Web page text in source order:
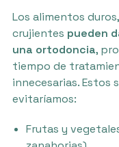
Los alimentos
crujientes pueden
una ortodoncia,
tiempo de
innecesarias. Estos
evitaríamos:
Frutas y